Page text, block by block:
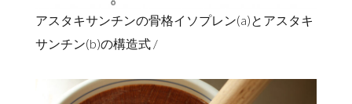
アスタキサンチンの骨格イソプレン(a)とアスタキ
サンチン(b)の構造式 /